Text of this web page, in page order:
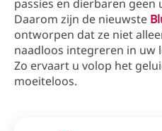
passies en dierbaren geen
Daarom zijn de nieuwste
ontworpen dat ze niet
naadloos integreren in uw
Zo ervaart u volop het
moeiteloos.